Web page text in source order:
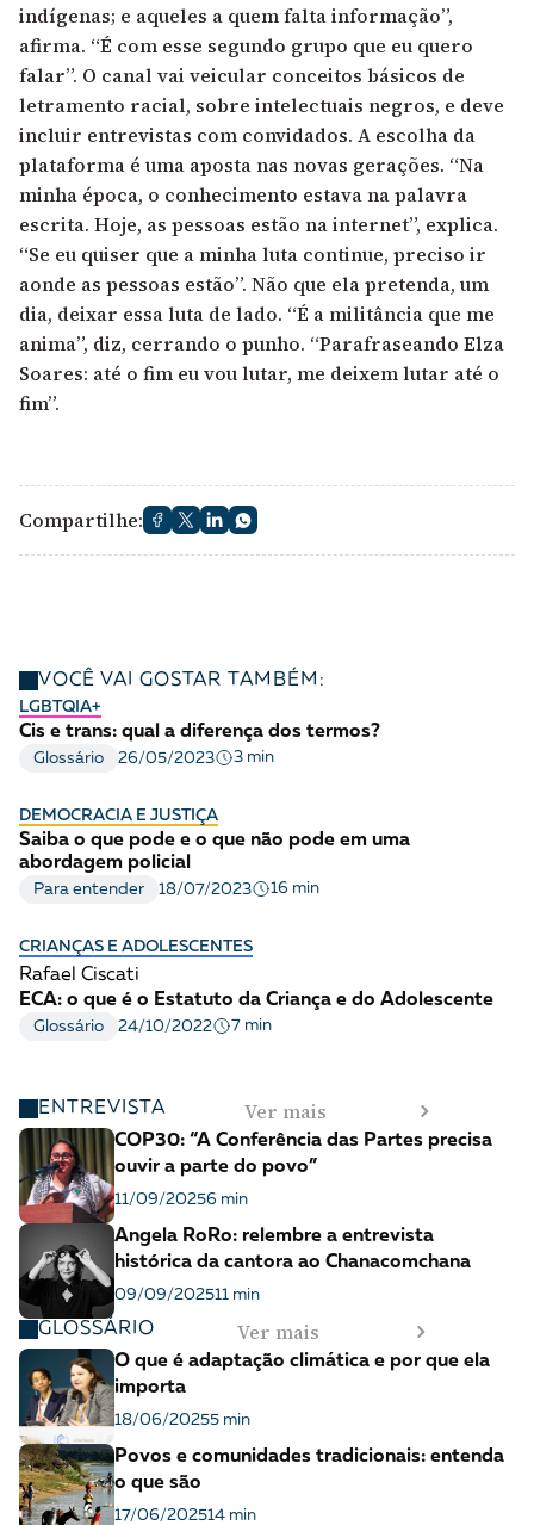
indígenas; e aqueles a quem falta informação”,
afirma. “É com esse segundo grupo que eu quero
falar”. O canal vai veicular conceitos básicos de
letramento racial, sobre intelectuais negros, e deve
incluir entrevistas com convidados. A escolha da
plataforma é uma aposta nas novas gerações. “Na
minha época, o conhecimento estava na palavra
escrita. Hoje, as pessoas estão na internet”, explica.
“Se eu quiser que a minha luta continue, preciso ir
aonde as pessoas estão”. Não que ela pretenda, um
dia, deixar essa luta de lado. “É a militância que me
anima”, diz, cerrando o punho. “Parafraseando Elza
Soares: até o fim eu vou lutar, me deixem lutar até o
fim”.
Compartilhe:
VOCÊ VAI GOSTAR TAMBÉM:
LGBTQIA+
Cis e trans: qual a diferença dos termos?
Glossário 26/05/2023 3 min
DEMOCRACIA E JUSTIÇA
Saiba o que pode e o que não pode em uma
abordagem policial
Para entender 18/07/2023 16 min
CRIANÇAS E ADOLESCENTES
Rafael Ciscati
ECA: o que é o Estatuto da Criança e do Adolescente
Glossário 24/10/2022 7 min
ENTREVISTA Ver mais
COP30: “A Conferência das Partes precisa
ouvir a parte do povo”
11/09/20256 min
Angela RoRo: relembre a entrevista
histórica da cantora ao Chanacomchana
09/09/202511 min
GLOSSÁRIO Ver mais
O que é adaptação climática e por que ela
importa
18/06/20255 min
Povos e comunidades tradicionais: entenda
o que são
17/06/202514 min